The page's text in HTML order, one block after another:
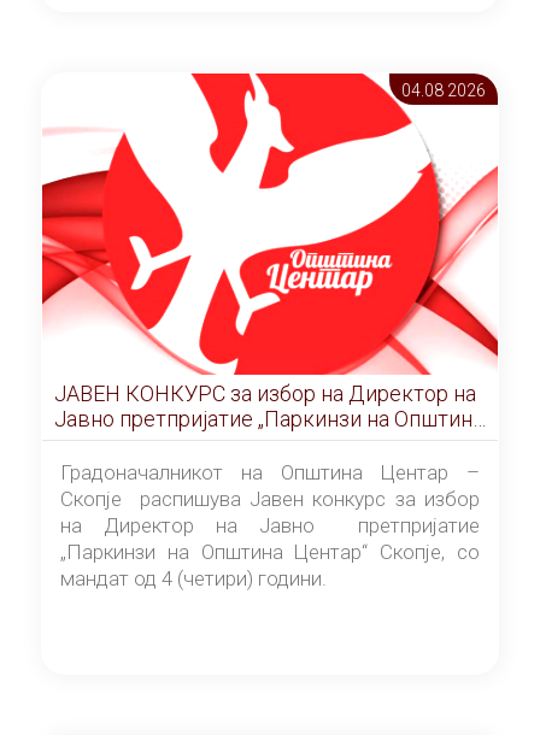
Скопје” број 9/2026), за времетраење од 3
(три) години од денот на потпишувањето на
Договорот за закуп со најповолниот
понудувач.
04.08 2026
ЈАВЕН КОНКУРС за избор на Директор на
Јавно претпријатие „Паркинзи на Општина
Центар“ – Скопје
Градоначалникот на Општина Центар –
Скопје распишува Јавен конкурс за избор
на Директор на Јавно претпријатие
„Паркинзи на Општина Центар“ Скопје, со
мандат од 4 (четири) години.